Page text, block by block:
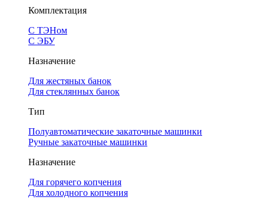
Комплектация
С ТЭНом
С ЭБУ
Назначение
Для жестяных банок
Для стеклянных банок
Тип
Полуавтоматические закаточные машинки
Ручные закаточные машинки
Назначение
Для горячего копчения
Для холодного копчения